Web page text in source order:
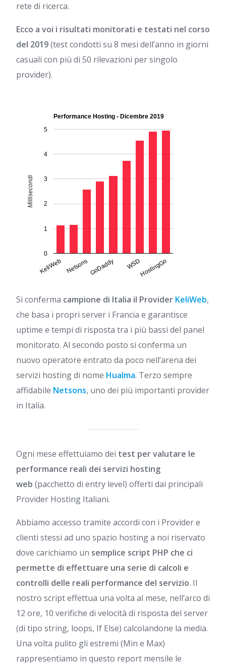
rete di ricerca.
Ecco a voi i risultati monitorati e testati nel corso
del 2019(test condotti su 8 mesi dell’anno in giorni
casuali con più di 50 rilevazioni per singolo
provider).
Performance Hosting - Dicembre 2019
KeliWeb NetsonsGoDaddy WSDHostingGo
0
1
2
3
4
5
Millisecondi
Si conferma campione di Italia il Provider KeliWeb,
che basa i propri server i Francia e garantisce
uptime e tempi di risposta tra i più bassi del panel
monitorato. Al secondo posto si conferma un
nuovo operatore entrato da poco nell’arena dei
servizi hosting di nome Hualma. Terzo sempre
affidabile Netsons, uno dei più importanti provider
in Italia.
Ogni mese effettuiamo dei test per valutare le
performance reali dei servizi hosting
web (pacchetto di entry level) offerti dai principali
Provider Hosting Italiani.
Abbiamo accesso tramite accordi con i Provider e
clienti stessi ad uno spazio hosting a noi riservato
dove carichiamo un semplice script PHP che ci
permette di effettuare una serie di calcoli e
controlli delle reali performance del servizio. Il
nostro script effettua una volta al mese, nell’arco di
12 ore, 10 verifiche di velocità di risposta del server
(di tipo string, loops, If Else) calcolandone la media.
Una volta pulito gli estremi (Min e Max)
rappresentiamo in questo report mensile le